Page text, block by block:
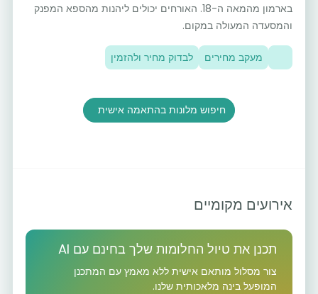
בארמון מהמאה ה-18. האורחים יכולים ליהנות מהספא המפנק
והמסעדה המעולה במקום.
מעקב מחירים לבדוק מחיר ולהזמין
חיפוש מלונות בהתאמה אישית
אירועים מקומיים
תכנן את טיול החלומות שלך בחינם עם AI
צור מסלול מותאם אישית ללא מאמץ עם המתכנן
המופעל בינה מלאכותית שלנו.